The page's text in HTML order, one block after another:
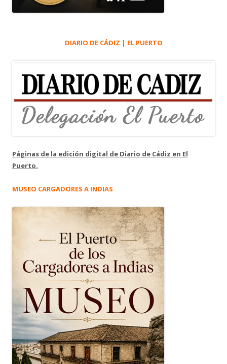
DIARIO DE CÁDIZ | EL PUERTO
Páginas de la edición digital de Diario de Cádiz en El
Puerto.
MUSEO CARGADORES A INDIAS